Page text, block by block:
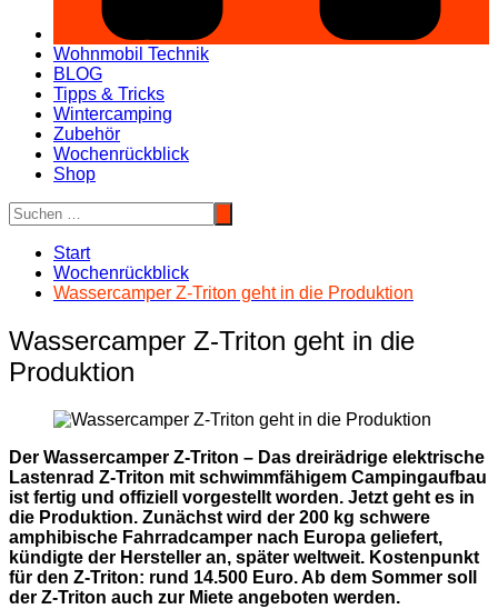
Wohnmobil Technik
BLOG
Tipps & Tricks
Wintercamping
Zubehör
Wochenrückblick
Shop
Start
Wochenrückblick
Wassercamper Z-Triton geht in die Produktion
Wassercamper Z-Triton geht in die
Produktion
Der Wassercamper Z-Triton – Das dreirädrige elektrische
Lastenrad Z-Triton mit schwimmfähigem Campingaufbau
ist fertig und offiziell vorgestellt worden. Jetzt geht es in
die Produktion. Zunächst wird der 200 kg schwere
amphibische Fahrradcamper nach Europa geliefert,
kündigte der Hersteller an, später weltweit. Kostenpunkt
für den Z-Triton: rund 14.500 Euro. Ab dem Sommer soll
der Z-Triton auch zur Miete angeboten werden.